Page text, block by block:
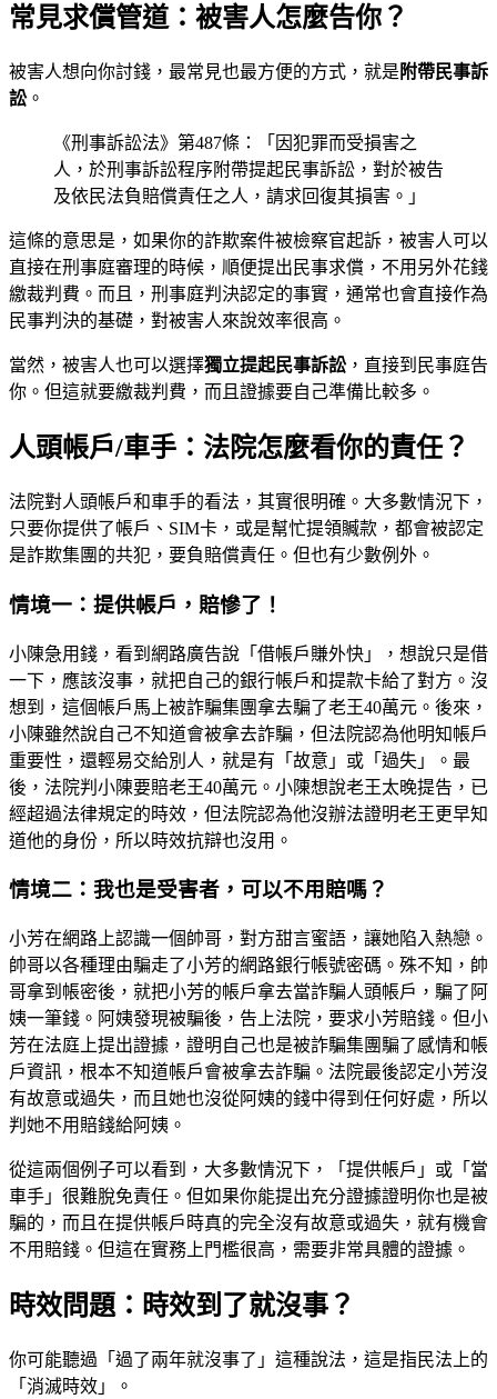
常見求償管道：被害人怎麼告你？
被害人想向你討錢，最常見也最方便的方式，就是 附帶民事訴
訟。
《刑事訴訟法》第487條：「因犯罪而受損害之
人，於刑事訴訟程序附帶提起民事訴訟，對於被告
及依民法負賠償責任之人，請求回復其損害。」
這條的意思是，如果你的詐欺案件被檢察官起訴，被害人可以
直接在刑事庭審理的時候，順便提出民事求償，不用另外花錢
繳裁判費。而且，刑事庭判決認定的事實，通常也會直接作為
民事判決的基礎，對被害人來說效率很高。
當然，被害人也可以選擇獨立提起民事訴訟，直接到民事庭告
你。但這就要繳裁判費，而且證據要自己準備比較多。
人頭帳戶/車手：法院怎麼看你的責任？
法院對人頭帳戶和車手的看法，其實很明確。大多數情況下，
只要你提供了帳戶、SIM卡，或是幫忙提領贓款，都會被認定
是詐欺集團的共犯，要負賠償責任。但也有少數例外。
情境一：提供帳戶，賠慘了！
小陳急用錢，看到網路廣告說「借帳戶賺外快」，想說只是借
一下，應該沒事，就把自己的銀行帳戶和提款卡給了對方。沒
想到，這個帳戶馬上被詐騙集團拿去騙了老王40萬元。後來，
小陳雖然說自己不知道會被拿去詐騙，但法院認為他明知帳戶
重要性，還輕易交給別人，就是有「故意」或「過失」。最
後，法院判小陳要賠老王40萬元。小陳想說老王太晚提告，已
經超過法律規定的時效，但法院認為他沒辦法證明老王更早知
道他的身份，所以時效抗辯也沒用。
情境二：我也是受害者，可以不用賠嗎？
小芳在網路上認識一個帥哥，對方甜言蜜語，讓她陷入熱戀。
帥哥以各種理由騙走了小芳的網路銀行帳號密碼。殊不知，帥
哥拿到帳密後，就把小芳的帳戶拿去當詐騙人頭帳戶，騙了阿
姨一筆錢。阿姨發現被騙後，告上法院，要求小芳賠錢。但小
芳在法庭上提出證據，證明自己也是被詐騙集團騙了感情和帳
戶資訊，根本不知道帳戶會被拿去詐騙。法院最後認定小芳沒
有故意或過失，而且她也沒從阿姨的錢中得到任何好處，所以
判她不用賠錢給阿姨。
從這兩個例子可以看到，大多數情況下，「提供帳戶」或「當
車手」很難脫免責任。但如果你能提出充分證據證明你也是被
騙的，而且在提供帳戶時真的完全沒有故意或過失，就有機會
不用賠錢。但這在實務上門檻很高，需要非常具體的證據。
時效問題：時效到了就沒事？
你可能聽過「過了兩年就沒事了」這種說法，這是指民法上的
「消滅時效」。